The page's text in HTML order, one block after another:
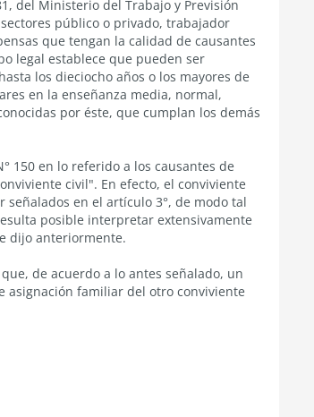
del Ministerio del Trabajo y Previsión
público o privado, trabajador
que tengan la calidad de causantes
legal establece que pueden ser
los dieciocho años o los mayores de
en la enseñanza media, normal,
por éste, que cumplan los demás
150 en lo referido a los causantes de
civil". En efecto, el conviviente
en el artículo 3°, de modo tal
posible interpretar extensivamente
dijo anteriormente.
de acuerdo a lo antes señalado, un
asignación familiar del otro conviviente